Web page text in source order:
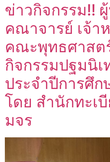
ข่าวกิจกรรม!!
คณาจารย์ เจ้า
คณะพุทธศาสต
กิจกรรมปฐมนิ
ประจำปีการศึ
โดย สำนักทะเ
มจร